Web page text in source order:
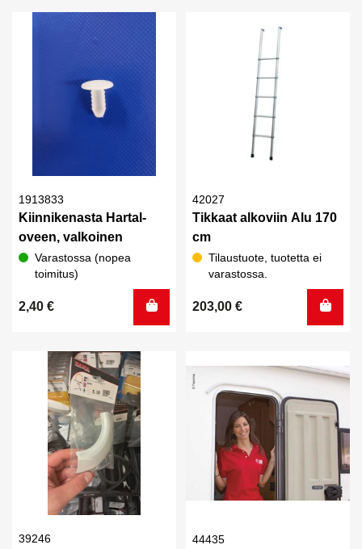
1913833
Kiinnikenasta Hartal-
oveen, valkoinen
Varastossa (nopea
toimitus)
2,40 €
42027
Tikkaat alkoviin Alu 170
cm
Tilaustuote, tuotetta ei
varastossa.
203,00 €
39246 44435